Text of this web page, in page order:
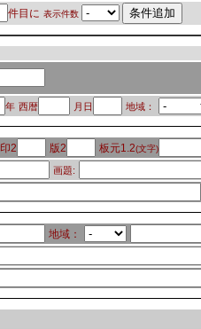
件目に 表示件数
年 西暦 月日 地域：
印2 版2 板元1.2(文字)
画題:
地域：